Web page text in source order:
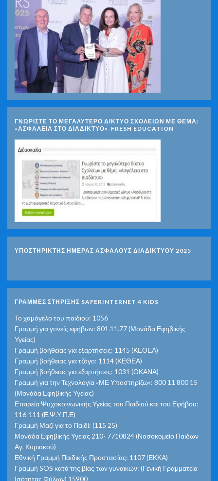
ΓΝΩΡΊΣΤΕ ΤΟ ΜΕΓΑΛΎΤΕΡΟ ΔΊΚΤΥΟ ΣΧΟΛΕΊΩΝ ΜΕ ΘΈΜΑ:
«ΑΣΦΆΛΕΙΑ ΣΤΟ ΔΙΑΔΊΚΤΥΟ»-FRESH EDUCATION
ΥΠΟΣΤΗΡΙΚΤΗΣ ΗΜΕΡΑΣ ΑΣΦΑΛΟΥΣ ΔΙΑΔΙΚΤΥΟΥ 2025
ΓΡΑΜΜΕΣ ΣΤΗΡΙΞΗΣ SAFERINTERNET 4 KIDS
Το χαμόγελο του παιδιού: 1056
Γραμμή για γονείς εφήβων: 801.11.77 (Μονάδα Εφηβικής
Υγείας)
Γραμμή βοήθειας για εξαρτήσεις: 1145 (ΚΕΘΕΑ)
Γραμμή βοήθειας για τζόγο: 1114 (ΚΕΘΕΑ)
Γραμμή βοήθειας για εξαρτήσεις: 1031 (ΟΚΑΝΑ)
Γραμμή για την Τεχνολογία «ΜΕ Υποστηρίζω»: 800 11 800 15
(Μονάδα Εφηβικής Υγείας)
Εταιρεία Ψυχοκοινωνικής Υγείας του Παιδιού και του Εφήβου:
116-111 (Ε.Ψ.Υ.Π.Ε)
Γραμμή Μαζί για το Παιδί: (115 25)
Μονάδα Εφηβικής Υγείας 210- 7710824 (Νοσοκομείο Παίδων
Αγ. Κυριακού)
Εθνική Γραμμή Παιδικής Προστασίας: 1107 (ΕΚΚΑ)
Γραμμή SOS κατά της βίας των γυναικών: (Γενική Γραμματεία
Ισότητας Φύλων) 15900